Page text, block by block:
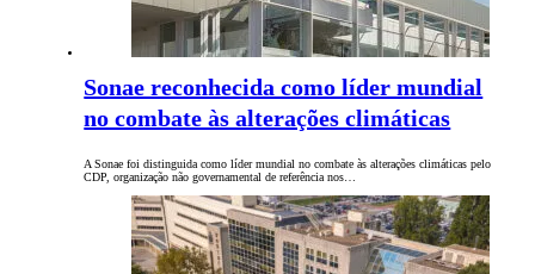
Sonae reconhecida como líder mundial
no combate às alterações climáticas
A Sonae foi distinguida como líder mundial no combate às alterações climáticas pelo
CDP, organização não governamental de referência nos…